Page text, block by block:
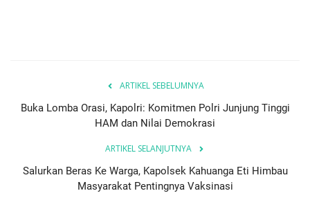
ARTIKEL SEBELUMNYA
Buka Lomba Orasi, Kapolri: Komitmen Polri Junjung Tinggi
HAM dan Nilai Demokrasi
ARTIKEL SELANJUTNYA
Salurkan Beras Ke Warga, Kapolsek Kahuanga Eti Himbau
Masyarakat Pentingnya Vaksinasi